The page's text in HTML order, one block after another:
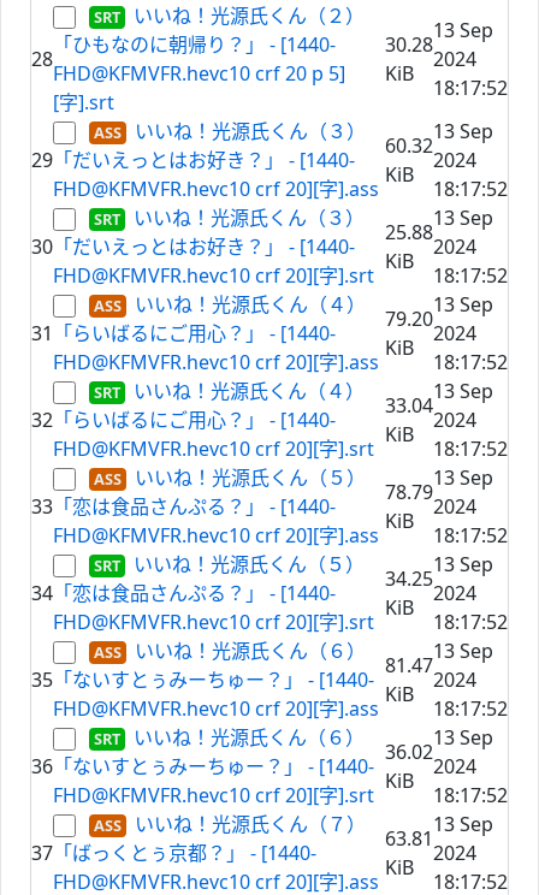
28
いいね！光源氏くん（２）
「ひもなのに朝帰り？」 - [1440-
FHD@KFMVFR.hevc10 crf 20 p 5]
[字].srt
30.28
KiB
13 Sep
2024
18:17:52
29
いいね！光源氏くん（３）
「だいえっとはお好き？」 - [1440-
FHD@KFMVFR.hevc10 crf 20][字].ass
60.32
KiB
13 Sep
2024
18:17:52
30
いいね！光源氏くん（３）
「だいえっとはお好き？」 - [1440-
FHD@KFMVFR.hevc10 crf 20][字].srt
25.88
KiB
13 Sep
2024
18:17:52
31
いいね！光源氏くん（４）
「らいばるにご用心？」 - [1440-
FHD@KFMVFR.hevc10 crf 20][字].ass
79.20
KiB
13 Sep
2024
18:17:52
32
いいね！光源氏くん（４）
「らいばるにご用心？」 - [1440-
FHD@KFMVFR.hevc10 crf 20][字].srt
33.04
KiB
13 Sep
2024
18:17:52
33
いいね！光源氏くん（５）
「恋は食品さんぷる？」 - [1440-
FHD@KFMVFR.hevc10 crf 20][字].ass
78.79
KiB
13 Sep
2024
18:17:52
34
いいね！光源氏くん（５）
「恋は食品さんぷる？」 - [1440-
FHD@KFMVFR.hevc10 crf 20][字].srt
34.25
KiB
13 Sep
2024
18:17:52
35
いいね！光源氏くん（６）
「ないすとぅみーちゅー？」 - [1440-
FHD@KFMVFR.hevc10 crf 20][字].ass
81.47
KiB
13 Sep
2024
18:17:52
36
いいね！光源氏くん（６）
「ないすとぅみーちゅー？」 - [1440-
FHD@KFMVFR.hevc10 crf 20][字].srt
36.02
KiB
13 Sep
2024
18:17:52
37
いいね！光源氏くん（７）
「ばっくとぅ京都？」 - [1440-
FHD@KFMVFR.hevc10 crf 20][字].ass
63.81
KiB
13 Sep
2024
18:17:52